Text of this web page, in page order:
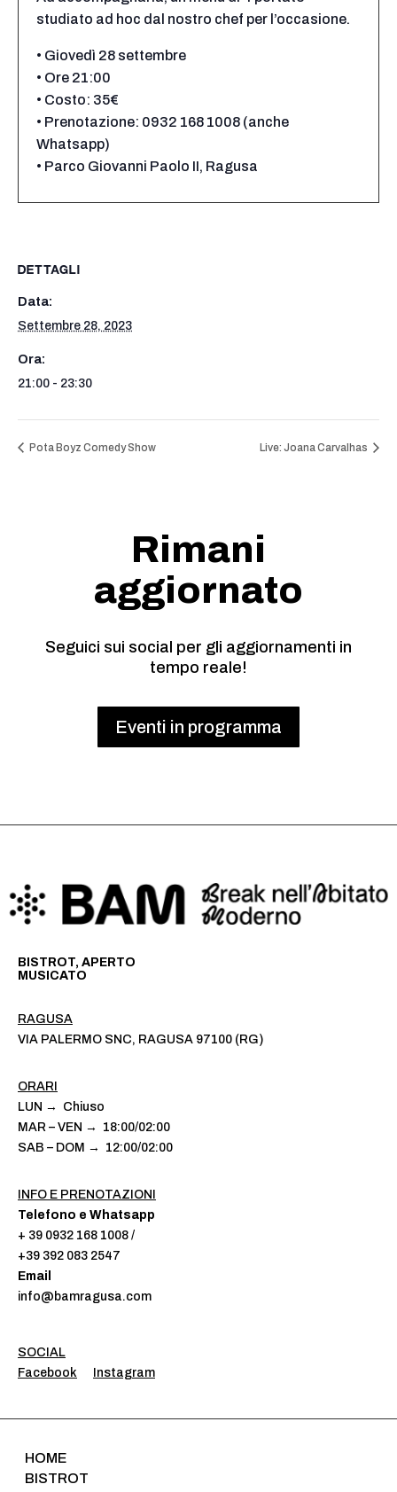
studiato ad hoc dal nostro chef per l’occasione.
• Giovedì 28 settembre
• Ore 21:00
• Costo: 35€
• Prenotazione: 0932 168 1008 (anche
Whatsapp)
• Parco Giovanni Paolo II, Ragusa
DETTAGLI
Data:
Settembre 28, 2023
Ora:
21:00 - 23:30
Pota Boyz Comedy Show Live: Joana Carvalhas
Rimani
aggiornato
Seguici sui social per gli aggiornamenti in
tempo reale!
Eventi in programma
BISTROT, APERTO
MUSICATO
RAGUSA
VIA PALERMO SNC, RAGUSA 97100 (RG)
ORARI
LUN → Chiuso
MAR – VEN → 18:00/02:00
SAB – DOM → 12:00/02:00
INFO E PRENOTAZIONI
Telefono e Whatsapp
+ 39 0932 168 1008 /
+39 392 083 2547
Email
info@bamragusa.com
SOCIAL
Facebook
Instagram
HOME
BISTROT